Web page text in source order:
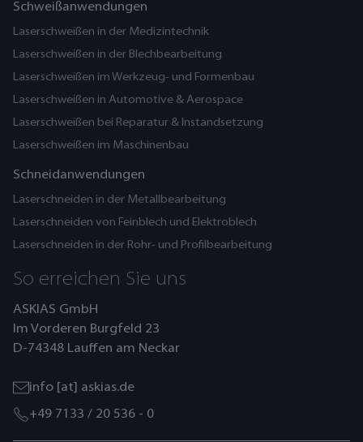
Schweißanwendungen
Laserschweißen in der Medizintechnik
Laserschweißen in der Blechbearbeitung
Laserschweißen im Werkzeug- und Formenbau
Laserschweißen in Automotive & Aerospace
Laserschweißen bei Reparatur & Instandsetzung
Laserschweißen im Maschinenbau
Schneidanwendungen
Laserschneiden in der Metallbearbeitung
Laserschneiden von Feinblech und Elektroblech
Laserschneiden in der Rohr- und Profilbearbeitung
So erreichen Sie uns
ASKIAS GmbH
Im Vorderen Burgfeld 23
D-74348 Lauffen am Neckar
info [at] askias.de
+49 7133 / 20 536 - 0